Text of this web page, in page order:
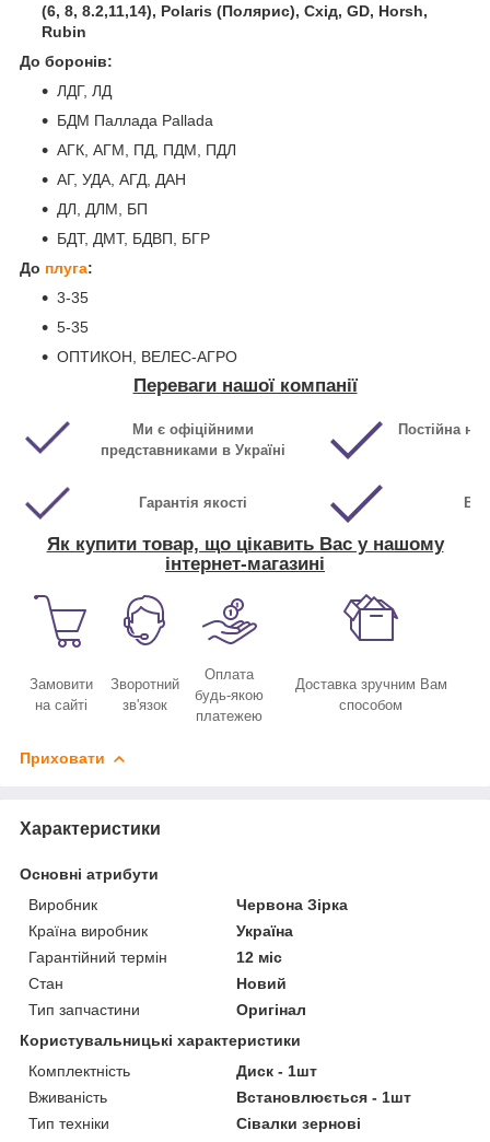
(6, 8, 8.2,11,14), Polaris (Полярис), Схід, GD, Horsh,
Rubin
До боронів:
ЛДГ, ЛД
БДМ Паллада Pallada
АГК, АГМ, ПД, ПДМ, ПДЛ
АГ, УДА, АГД, ДАН
ДЛ, ДЛМ, БП
БДТ, ДМТ, БДВП, БГР
До плуга:
3-35
5-35
ОПТИКОН, ВЕЛЕС-АГРО
Переваги нашої компанії
Ми є офіційними
представниками в Україні
Постійна
Гарантія якості
Як купити товар, що цікавить Вас у нашому
інтернет-магазині
Замовити
на сайті
Зворотний
зв'язок
Оплата
будь-якою
платежею
Доставка зручним Вам
способом
Приховати
Характеристики
Основні атрибути
Виробник
Червона Зірка
Країна виробник
Україна
Гарантійний термін
12 міс
Стан
Новий
Тип запчастини
Оригінал
Користувальницькі характеристики
Комплектність
Диск - 1шт
Вживаність
Встановлюється - 1шт
Тип техніки
Сівалки зернові